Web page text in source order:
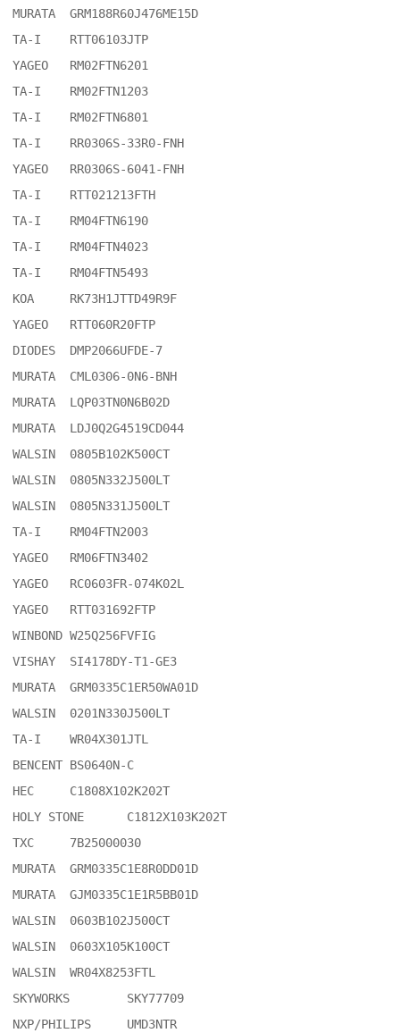
MURATA	GRM188R60J476ME15D
TA-I	RTT06103JTP
YAGEO	RM02FTN6201
TA-I	RM02FTN1203
TA-I	RM02FTN6801
TA-I	RR0306S-33R0-FNH
YAGEO	RR0306S-6041-FNH
TA-I	RTT021213FTH
TA-I	RM04FTN6190
TA-I	RM04FTN4023
TA-I	RM04FTN5493
KOA	RK73H1JTTD49R9F
YAGEO	RTT060R20FTP
DIODES	DMP2066UFDE-7
MURATA	CML0306-0N6-BNH
MURATA	LQP03TN0N6B02D
MURATA	LDJ0Q2G4519CD044
WALSIN	0805B102K500CT
WALSIN	0805N332J500LT
WALSIN	0805N331J500LT
TA-I	RM04FTN2003
YAGEO	RM06FTN3402
YAGEO	RC0603FR-074K02L
YAGEO	RTT031692FTP
WINBOND	W25Q256FVFIG
VISHAY	SI4178DY-T1-GE3
MURATA	GRM0335C1ER50WA01D
WALSIN	0201N330J500LT
TA-I	WR04X301JTL
BENCENT	BS0640N-C
HEC	C1808X102K202T
HOLY STONE	C1812X103K202T
TXC	7B25000030
MURATA	GRM0335C1E8R0DD01D
MURATA	GJM0335C1E1R5BB01D
WALSIN	0603B102J500CT
WALSIN	0603X105K100CT
WALSIN 	WR04X8253FTL
SKYWORKS	SKY77709
NXP/PHILIPS	UMD3NTR